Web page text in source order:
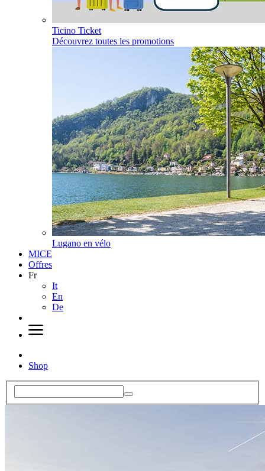
Ticino Ticket
Découvrez toutes les promotions
Lugano en vélo
MICE
Offres
Fr
It
En
De
Shop